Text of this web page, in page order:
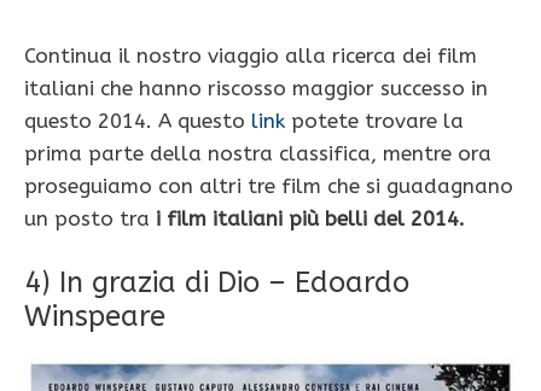
Continua il nostro viaggio alla ricerca dei film
italiani che hanno riscosso maggior successo in
questo 2014. A questo link potete trovare la
prima parte della nostra classifica, mentre ora
proseguiamo con altri tre film che si guadagnano
un posto tra i film italiani più belli del 2014.
4) In grazia di Dio – Edoardo
Winspeare